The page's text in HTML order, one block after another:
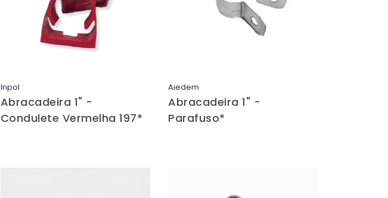
Inpol
Abracadeira 1" -
Condulete Vermelha 197*
Aiedem
Abracadeira 1" -
Parafuso*